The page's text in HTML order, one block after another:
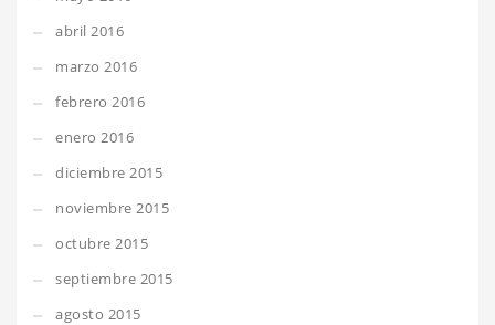
abril 2016
marzo 2016
febrero 2016
enero 2016
diciembre 2015
noviembre 2015
octubre 2015
septiembre 2015
agosto 2015